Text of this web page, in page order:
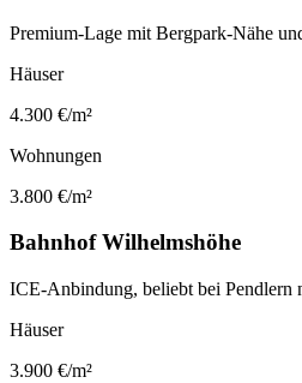
Premium-Lage mit Bergpark-Nähe
Häuser
4.300 €/m²
Wohnungen
3.800 €/m²
Bahnhof Wilhelmshöhe
ICE-Anbindung, beliebt bei Pendlern
Häuser
3.900 €/m²